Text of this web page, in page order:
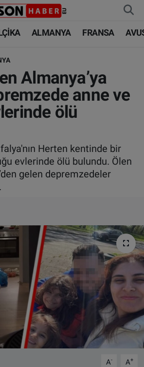
ALMANYA FRANSA
Almanya’ya
anne ve
ölü
Herten kentinde bir
evlerinde ölü bulundu. Ölen
gelen depremzedeler
A- A+
Durumu ve Fikstür